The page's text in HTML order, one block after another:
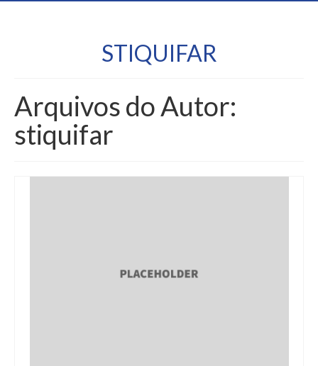
STIQUIFAR
Arquivos do Autor:
stiquifar